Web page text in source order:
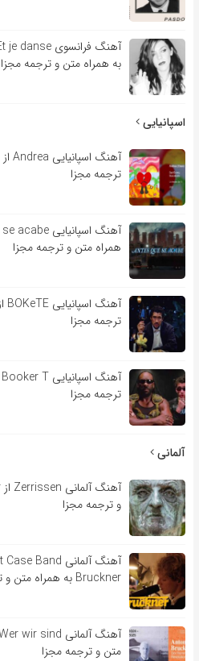
به همراه متن و ترجمه مجزا
اسپانیایی
ترجمه مجزا
همراه متن و ترجمه مجزا
ترجمه مجزا
ترجمه مجزا
آلمانی
و ترجمه مجزا
Bruckner به همراه متن و ترجمه مجزا
متن و ترجمه مجزا